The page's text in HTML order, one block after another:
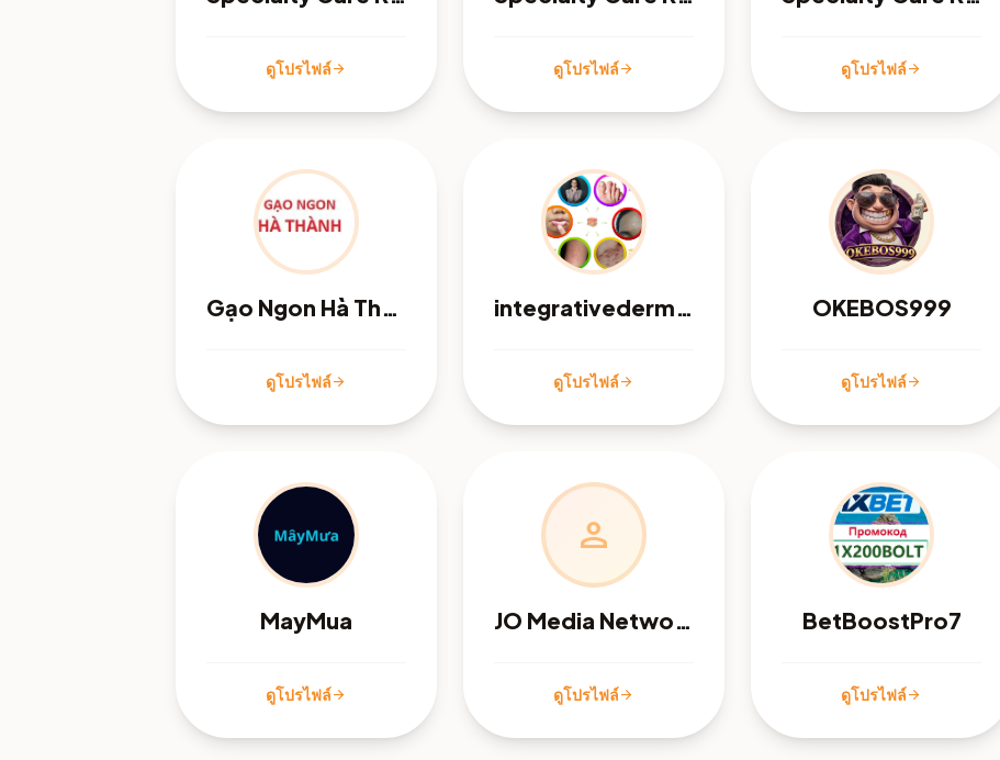
ดูโปรไฟล์arrow_forward ดูโปรไฟล์arrow_forward ดูโปรไฟล์arrow_forward
Gạo Ngon Hà Thành
ดูโปรไฟล์arrow_forward
integrativedermatologycenter
ดูโปรไฟล์arrow_forward
OKEBOS999
ดูโปรไฟล์arrow_forward
MayMua
ดูโปรไฟล์arrow_forward
person
JO Media Network
ดูโปรไฟล์arrow_forward
BetBoostPro7
ดูโปรไฟล์arrow_forward